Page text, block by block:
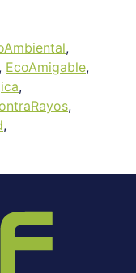
,
, EcoAmigable,
,
,
,